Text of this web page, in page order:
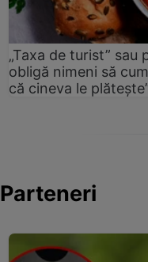
„Taxa de turist” sau
obligă nimeni să
că cineva le
Parteneri